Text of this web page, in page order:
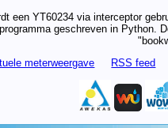
een YT60234 via interceptor
geschreven in Python.
meterweergave
RSS feed